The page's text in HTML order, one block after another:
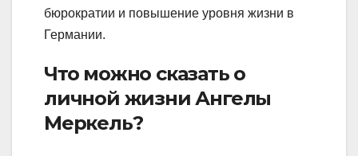
бюрократии и повышение уровня жизни в
Германии.
Что можно сказать о
личной жизни Ангелы
Меркель?